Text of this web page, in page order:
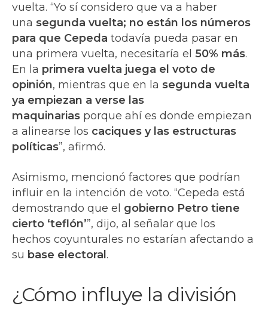
vuelta. “Yo sí considero que va a haber
una segunda vuelta; no están los números
para que Cepeda todavía pueda pasar en
una primera vuelta, necesitaría el 50% más.
En la primera vuelta juega el voto de
opinión, mientras que en la segunda vuelta
ya empiezan a verse las
maquinarias porque ahí es donde empiezan
a alinearse los caciques y las estructuras
políticas”, afirmó.
Asimismo, mencionó factores que podrían
influir en la intención de voto. “Cepeda está
demostrando que el gobierno Petro tiene
cierto ‘teflón’”, dijo, al señalar que los
hechos coyunturales no estarían afectando a
su base electoral.
¿Cómo influye la división